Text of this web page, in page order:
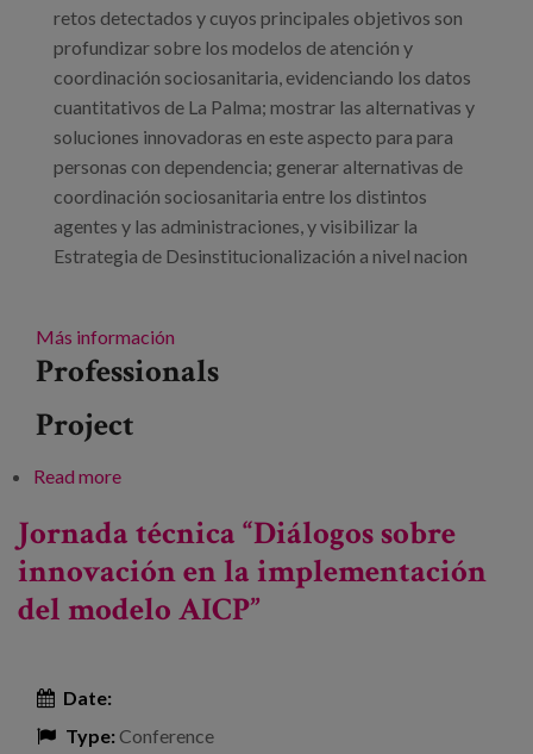
retos detectados y cuyos principales objetivos son
profundizar sobre los modelos de atención y
coordinación sociosanitaria, evidenciando los datos
cuantitativos de La Palma; mostrar las alternativas y
soluciones innovadoras en este aspecto para para
personas con dependencia; generar alternativas de
coordinación sociosanitaria entre los distintos
agentes y las administraciones, y visibilizar la
Estrategia de Desinstitucionalización a nivel nacion
Más información
Professionals
Project
Read moreabout Jornadas Retos de la Coordinación
personalizado y comunitario
Jornada técnica “Diálogos sobre
innovación en la implementación
del modelo AICP”
Date:
Type:Conference